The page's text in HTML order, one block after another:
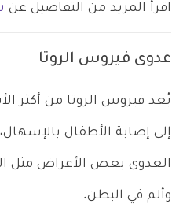
اقرأ المزيد من التفاصيل عن
عدوى فيروس الروتا
يُعد فيروس الروتا من أكثر
إلى إصابة الأطفال
العدوى بعض الأعراض مثل
وألم في البطن.